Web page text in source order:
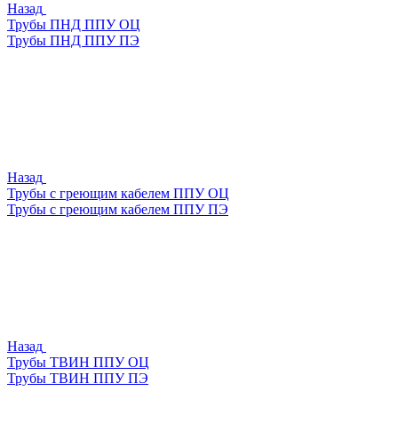
Назад
Трубы ПНД ППУ ОЦ
Трубы ПНД ППУ ПЭ
Назад
Трубы с греющим кабелем ППУ ОЦ
Трубы с греющим кабелем ППУ ПЭ
Назад
Трубы ТВИН ППУ ОЦ
Трубы ТВИН ППУ ПЭ